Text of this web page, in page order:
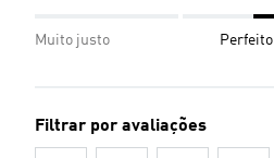
Muito justo Perfeito
Filtrar por avaliações